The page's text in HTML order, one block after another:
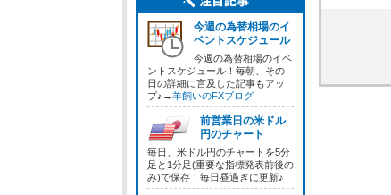
今週の為替相場のイ
ベントスケジュール
今週の為替相場のイベ
ントスケジュール！毎朝、その
日の詳細に言及した記事もアッ
プ♪→羊飼いのFXブログ
前営業日の米ドル
円のチャート
毎日、米ドル円のチャートを5分
足と1分足(重要な指標発表前後の
み)で保存！毎日昼過ぎに更新♪